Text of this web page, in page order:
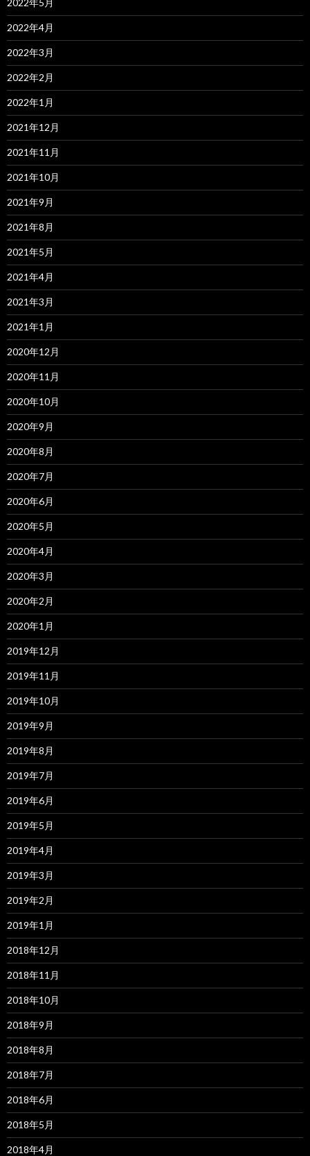
2022年4月
2022年3月
2022年2月
2022年1月
2021年12月
2021年11月
2021年10月
2021年9月
2021年8月
2021年5月
2021年4月
2021年3月
2021年1月
2020年12月
2020年11月
2020年10月
2020年9月
2020年8月
2020年7月
2020年6月
2020年5月
2020年4月
2020年3月
2020年2月
2020年1月
2019年12月
2019年11月
2019年10月
2019年9月
2019年8月
2019年7月
2019年6月
2019年5月
2019年4月
2019年3月
2019年2月
2019年1月
2018年12月
2018年11月
2018年10月
2018年9月
2018年8月
2018年7月
2018年6月
2018年5月
2018年4月